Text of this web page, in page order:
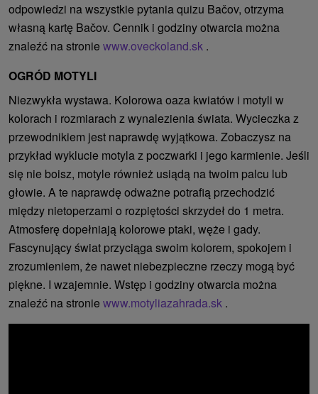
odpowiedzi na wszystkie pytania quizu Bačov, otrzyma
własną kartę Bačov. Cennik i godziny otwarcia można
znaleźć na stronie www.oveckoland.sk .
OGRÓD MOTYLI
Niezwykła wystawa. Kolorowa oaza kwiatów i motyli w
kolorach i rozmiarach z wynalezienia świata. Wycieczka z
przewodnikiem jest naprawdę wyjątkowa. Zobaczysz na
przykład wyklucie motyla z poczwarki i jego karmienie. Jeśli
się nie boisz, motyle również usiądą na twoim palcu lub
głowie. A te naprawdę odważne potrafią przechodzić
między nietoperzami o rozpiętości skrzydeł do 1 metra.
Atmosferę dopełniają kolorowe ptaki, węże i gady.
Fascynujący świat przyciąga swoim kolorem, spokojem i
zrozumieniem, że nawet niebezpieczne rzeczy mogą być
piękne. I wzajemnie. Wstęp i godziny otwarcia można
znaleźć na stronie www.motyliazahrada.sk .